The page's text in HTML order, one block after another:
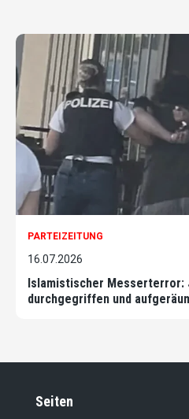
PARTEIZEITUNG
16.07.2026
Islamistischer Messerterror:
durchgegriffen und
Seiten